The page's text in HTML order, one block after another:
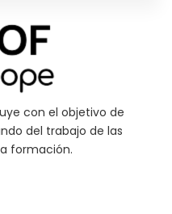
con el objetivo de
del trabajo de las
formación.